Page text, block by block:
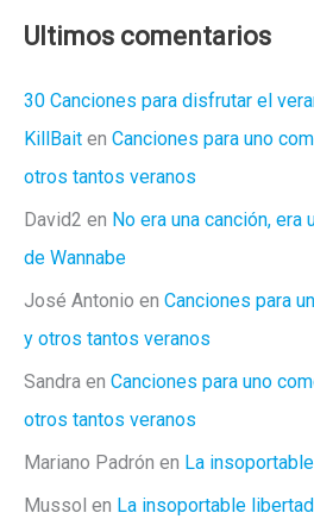
Ultimos comentarios
30 Canciones para disfrutar el
KillBait en Canciones para uno
otros tantos veranos
David2 en No era una canción,
de Wannabe
José Antonio en Canciones para
y otros tantos veranos
Sandra en Canciones para uno
otros tantos veranos
Mariano Padrón en La
Mussol en La insoportable